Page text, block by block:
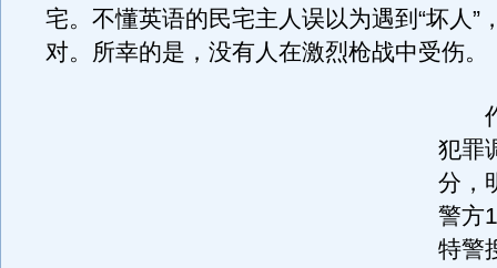
宅。不懂英语的民宅主人误以为遇到“坏人”
对。所幸的是，没有人在激烈枪战中受伤。
作
犯罪
分，
警方
特警